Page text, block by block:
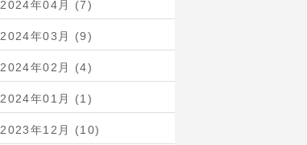
2024年04月 (7)
2024年03月 (9)
2024年02月 (4)
2024年01月 (1)
2023年12月 (10)